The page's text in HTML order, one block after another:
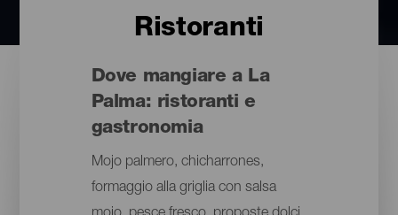
Ristoranti
Dove mangiare a La
Palma: ristoranti e
gastronomia
Mojo palmero, chicharrones,
formaggio alla griglia con salsa